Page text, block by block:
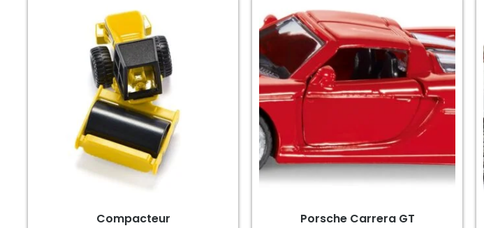
Compacteur Porsche Carrera GT